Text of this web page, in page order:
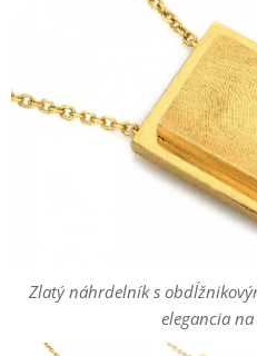
Zlatý náhrdelník s
elegancia
Zlatý náhrdelník s
elegancia
Zlatý náhrdelník s
elegancia
Zlatý náhrdelník s
elegancia
Zlatý náhrdelník s
elegancia
Zlatý náhrdelník s
elegancia